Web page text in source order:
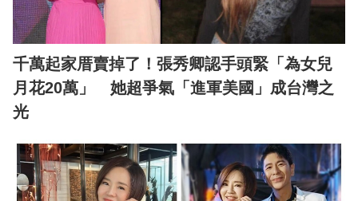
千萬起家厝賣掉了！張秀卿認手頭緊「為女兒
月花20萬」 她超爭氣「進軍美國」成台灣之
光